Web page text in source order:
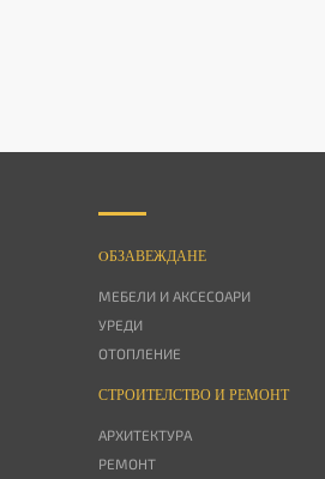
OБЗАВЕЖДАНЕ
МЕБЕЛИ И АКСЕСОАРИ
УРЕДИ
ОТОПЛЕНИЕ
СТРОИТЕЛСТВО И РЕМОНТ
АРХИТЕКТУРА
РЕМОНТ